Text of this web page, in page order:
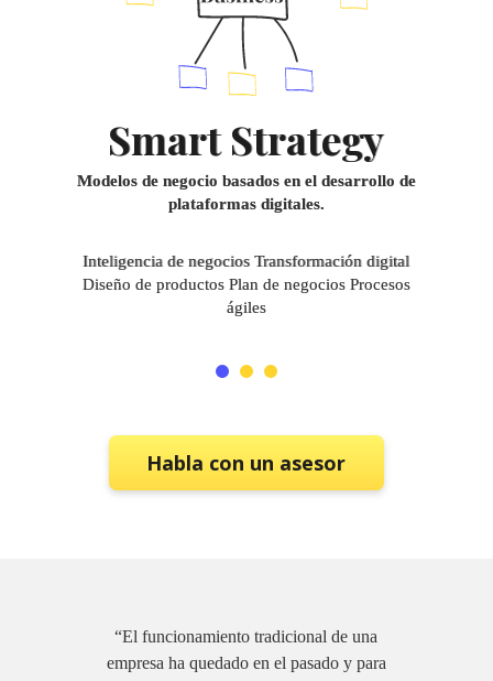
Smart Strategy
Modelos de negocio basados en el desarrollo de
plataformas digitales.
Inteligencia de negocios Transformación digital
Diseño de productos Plan de negocios Procesos
ágiles
Habla con un asesor
“El funcionamiento tradicional de una
empresa ha quedado en el pasado y para